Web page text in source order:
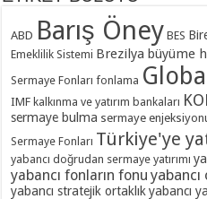
Barış Öney – Özlem Doğaner ile
22 Ekim 2024
Barış Öney – Özlem Doğaner ile
1 Mart 2024
Küresel Fonlara Türkiye’de Yatırıma
28 Şubat 2024
Uluslararası Yatırımcıya Türk
28 Şubat 2024
ABD Barış Öney BES
Emeklilik Sistemi Brezilya büyüme
Sermaye Fonları fonlama
IMF kalkınma ve yatırım bankaları
sermaye bulma sermaye
Sermaye Fonları Türkiye'ye
yabancı doğrudan sermaye yatırımı
yabancı fonların fonu yabancı
yabancı stratejik ortaklık yabancı